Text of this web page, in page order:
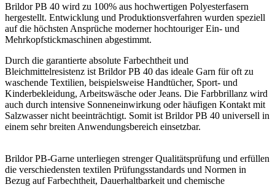
Brildor PB 40 wird zu 100% aus hochwertigen Polyesterfasern
hergestellt. Entwicklung und Produktionsverfahren wurden speziell
auf die höchsten Ansprüche moderner hochtouriger Ein- und
Mehrkopfstickmaschinen abgestimmt.
Durch die garantierte absolute Farbechtheit und
Bleichmittelresistenz ist Brildor PB 40 das ideale Garn für oft zu
waschende Textilien, beispielsweise Handtücher, Sport- und
Kinderbekleidung, Arbeitswäsche oder Jeans. Die Farbbrillanz wird
auch durch intensive Sonneneinwirkung oder häufigen Kontakt mit
Salzwasser nicht beeinträchtigt. Somit ist Brildor PB 40 universell in
einem sehr breiten Anwendungsbereich einsetzbar.
Brildor PB-Garne unterliegen strenger Qualitätsprüfung und erfüllen
die verschiedensten textilen Prüfungsstandards und Normen in
Bezug auf Farbechtheit, Dauerhaltbarkeit und chemische